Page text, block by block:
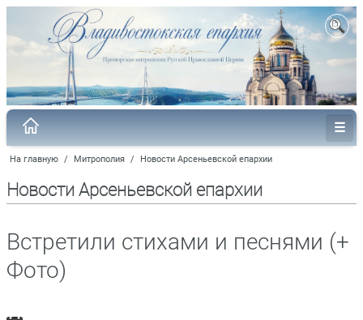
На главную / Митрополия / Новости Арсеньевской епархии
Новости Арсеньевской епархии
Встретили стихами и песнями (+
Фото)